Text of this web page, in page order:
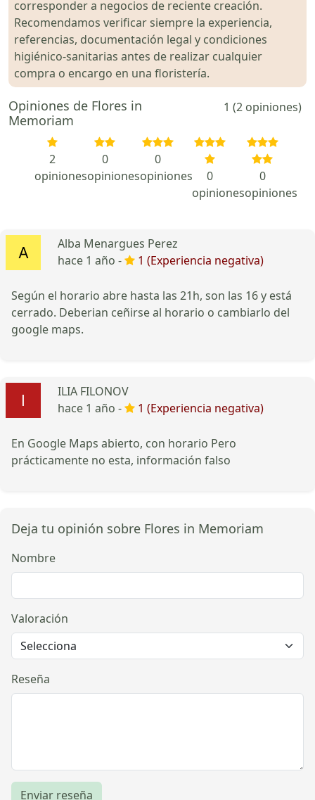
corresponder a negocios de reciente creación.
Recomendamos verificar siempre la experiencia,
referencias, documentación legal y condiciones
higiénico-sanitarias antes de realizar cualquier
compra o encargo en una floristería.
Opiniones de Flores in
Memoriam
1 (2 opiniones)
2
opiniones
0
opiniones
0
opiniones
0
opiniones
0
opiniones
Alba Menargues Perez
hace 1 año -
1 (Experiencia negativa)
Según el horario abre hasta las 21h, son las 16 y está
cerrado. Deberian ceñirse al horario o cambiarlo del
google maps.
ILIA FILONOV
hace 1 año -
1 (Experiencia negativa)
En Google Maps abierto, con horario Pero
prácticamente no esta, información falso
Deja tu opinión sobre Flores in Memoriam
Nombre
Valoración
Reseña
Enviar reseña